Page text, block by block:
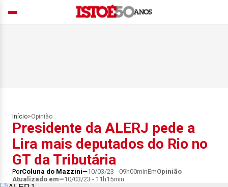
Início>Opinião
Presidente da ALERJ pede a
Lira mais deputados do Rio no
GT da Tributária
PorColuna do Mazzini 10/03/23 - 09h00minEmOpinião
Atualizado em
10/03/23 - 11h15min